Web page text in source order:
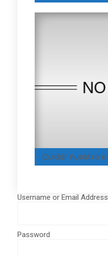
Username or Email Address
Password